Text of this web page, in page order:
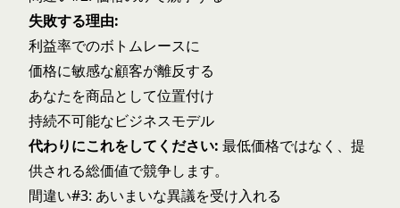
失敗する理由:
利益率でのボトムレースに
価格に敏感な顧客が離反する
あなたを商品として位置付け
持続不可能なビジネスモデル
代わりにこれをしてください: 最低価格ではなく、提
供される総価値で競争します。
間違い#3: あいまいな異議を受け入れる